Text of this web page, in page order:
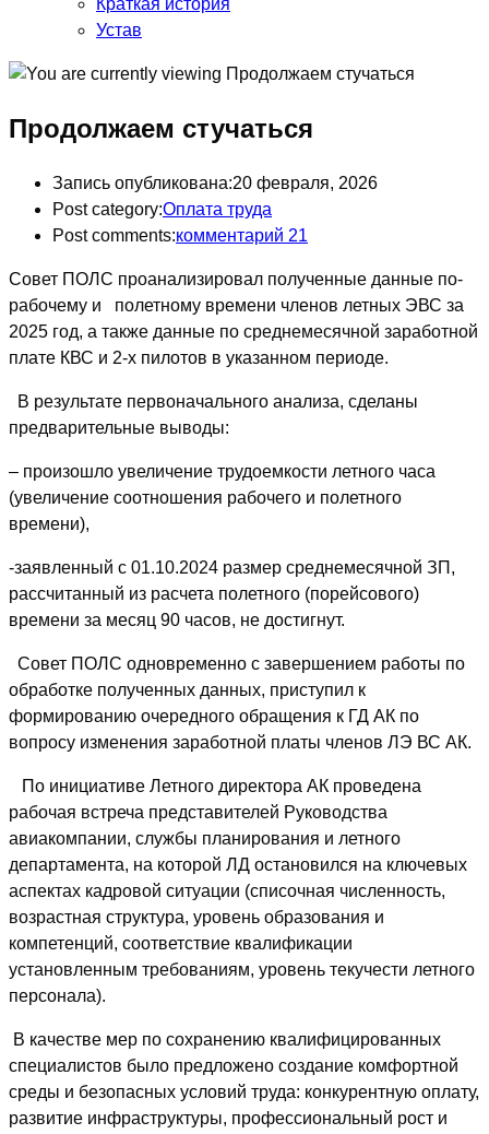
Краткая история
Устав
Продолжаем стучаться
Запись опубликована:20 февраля, 2026
Post category:Оплата труда
Post comments:комментарий 21
Совет ПОЛС проанализировал полученные данные по-
рабочему и полетному времени членов летных ЭВС за
2025 год, а также данные по среднемесячной заработной
плате КВС и 2-х пилотов в указанном периоде.
В результате первоначального анализа, сделаны
предварительные выводы:
– произошло увеличение трудоемкости летного часа
(увеличение соотношения рабочего и полетного
времени),
-заявленный с 01.10.2024 размер среднемесячной ЗП,
рассчитанный из расчета полетного (порейсового)
времени за месяц 90 часов, не достигнут.
Совет ПОЛС одновременно с завершением работы по
обработке полученных данных, приступил к
формированию очередного обращения к ГД АК по
вопросу изменения заработной платы членов ЛЭ ВС АК.
По инициативе Летного директора АК проведена
рабочая встреча представителей Руководства
авиакомпании, службы планирования и летного
департамента, на которой ЛД остановился на ключевых
аспектах кадровой ситуации (списочная численность,
возрастная структура, уровень образования и
компетенций, соответствие квалификации
установленным требованиям, уровень текучести летного
персонала).
В качестве мер по сохранению квалифицированных
специалистов было предложено создание комфортной
среды и безопасных условий труда: конкурентную оплату,
развитие инфраструктуры, профессиональный рост и